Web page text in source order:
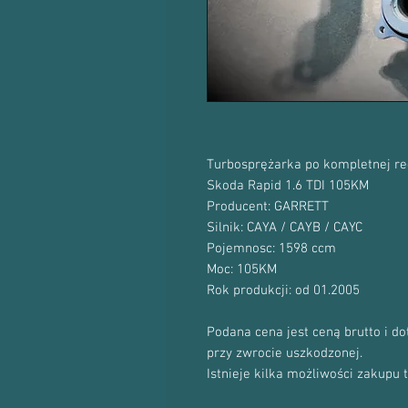
Turbosprężarka po kompletnej
Skoda Rapid 1.6 TDI 105KM
Producent: GARRETT
Silnik: CAYA / CAYB / CAYC
Pojemnosc: 1598 ccm
Moc: 105KM
Rok produkcji: od 01.2005
Podana cena jest ceną brutto i
przy zwrocie uszkodzonej.
Istnieje kilka możliwości zakupu